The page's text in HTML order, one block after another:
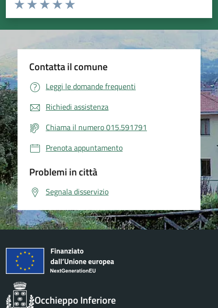
Valuta 5 stelle su 5
Valuta 4 stelle su 5
Valuta 3 stelle su 5
Valuta 2 stelle su 5
Valuta 1 stelle su 5
Contatta il comune
Leggi le domande frequenti
Richiedi assistenza
Chiama il numero 015.591791
Prenota appuntamento
Problemi in città
Segnala disservizio
Occhieppo Inferiore